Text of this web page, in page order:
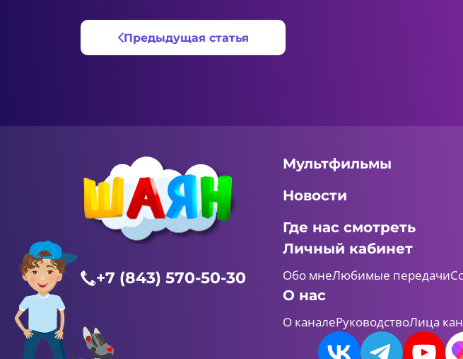
Предыдущая статья
+7 (843) 570-50-30
Мультфильмы
Новости
Где нас смотреть
Личный кабинет
Обо мнеЛюбимые передачи
О нас
О каналеРуководствоЛица